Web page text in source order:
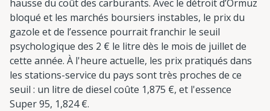
hausse du coût des carburants. Avec le détroit d’Ormuz
bloqué et les marchés boursiers instables, le prix du
gazole et de l’essence pourrait franchir le seuil
psychologique des 2 € le litre dès le mois de juillet de
cette année. À l'heure actuelle, les prix pratiqués dans
les stations-service du pays sont très proches de ce
seuil : un litre de diesel coûte 1,875 €, et l'essence
Super 95, 1,824 €.